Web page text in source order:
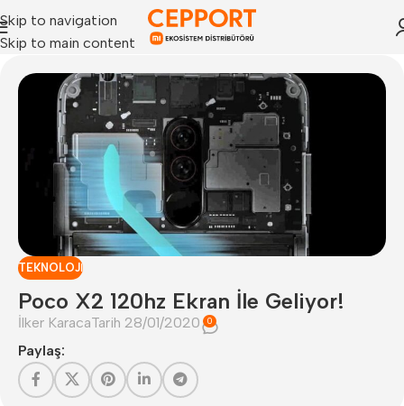
Skip to navigation
Skip to main content
TEKNOLOJI
Poco X2 120hz Ekran İle Geliyor!
İlker KaracaTarih 28/01/2020 0
Paylaş: